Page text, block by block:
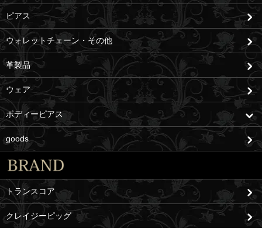
ピアス
ウォレットチェーン・その他
革製品
ウェア
ボディーピアス
goods
トランスコア
クレイジーピッグ